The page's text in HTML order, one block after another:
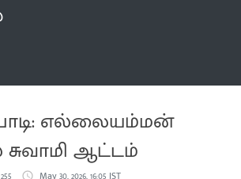
எல்லையம்மன்
ஆட்டம்